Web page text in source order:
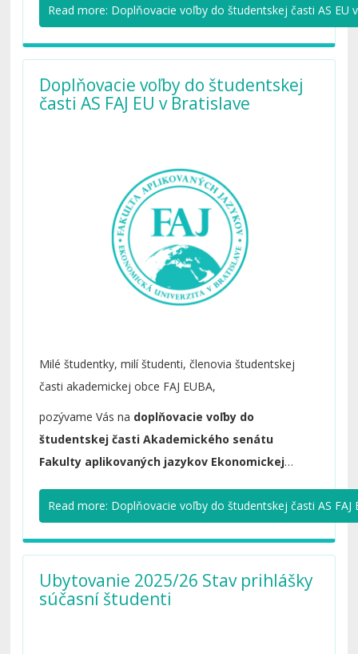
Read more: Doplňovacie voľby do študentskej časti AS EU
Doplňovacie voľby do študentskej
časti AS FAJ EU v Bratislave
Milé študentky, milí študenti, členovia študentskej
časti akademickej obce FAJ EUBA,
pozývame Vás na doplňovacie voľby do
študentskej časti Akademického senátu
Fakulty aplikovaných jazykov Ekonomickej
októbra 2025 od 12.45h do 13.15h v zasadačke
Read more: Doplňovacie voľby do študentskej časti AS FAJ
Ubytovanie 2025/26 Stav prihlášky
súčasní študenti